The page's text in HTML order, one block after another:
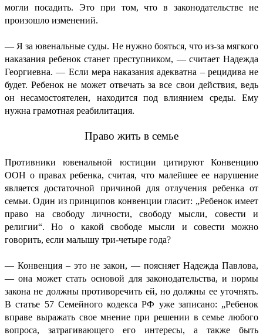
могли посадить. Это при том, что в законодательстве не
произошло изменений.
— Я за ювенальные суды. Не нужно бояться, что из-за мягкого
наказания ребенок станет преступником, — считает Надежда
Георгиевна. — Если мера наказания адекватна – рецидива не
будет. Ребенок не может отвечать за все свои действия, ведь
он несамостоятелен, находится под влиянием среды. Ему
нужна грамотная реабилитация.
Право жить в семье
Противники ювенальной юстиции цитируют Конвенцию
ООН о правах ребенка, считая, что малейшее ее нарушение
является достаточной причиной для отлучения ребенка от
семьи. Один из принципов конвенции гласит: „Ребенок имеет
право на свободу личности, свободу мысли, совести и
религии“. Но о какой свободе мысли и совести можно
говорить, если малышу три-четыре года?
— Конвенция – это не закон, — поясняет Надежда Павлова,
— она может стать основой для законодательства, и нормы
закона не должны противоречить ей, но должны ее уточнять.
В статье 57 Семейного кодекса РФ уже записано: „Ребенок
вправе выражать свое мнение при решении в семье любого
вопроса, затрагивающего его интересы, а также быть